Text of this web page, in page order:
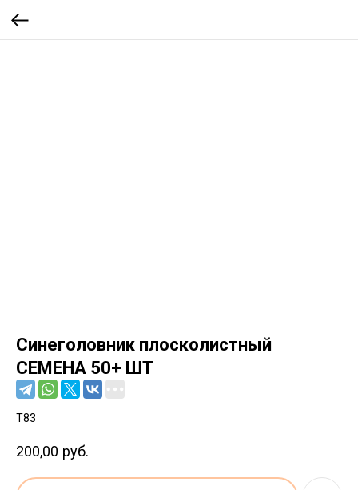
Синеголовник плосколистный
СЕМЕНА 50+ ШТ
T83
200,00 руб.